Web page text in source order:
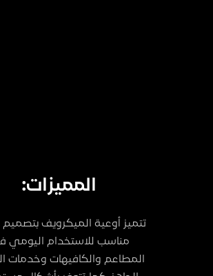
المميزات:
تتميز أوعية الميكرويف
مناسب للاستخدام اليومي
المطاعم والكافيهات وخدمات